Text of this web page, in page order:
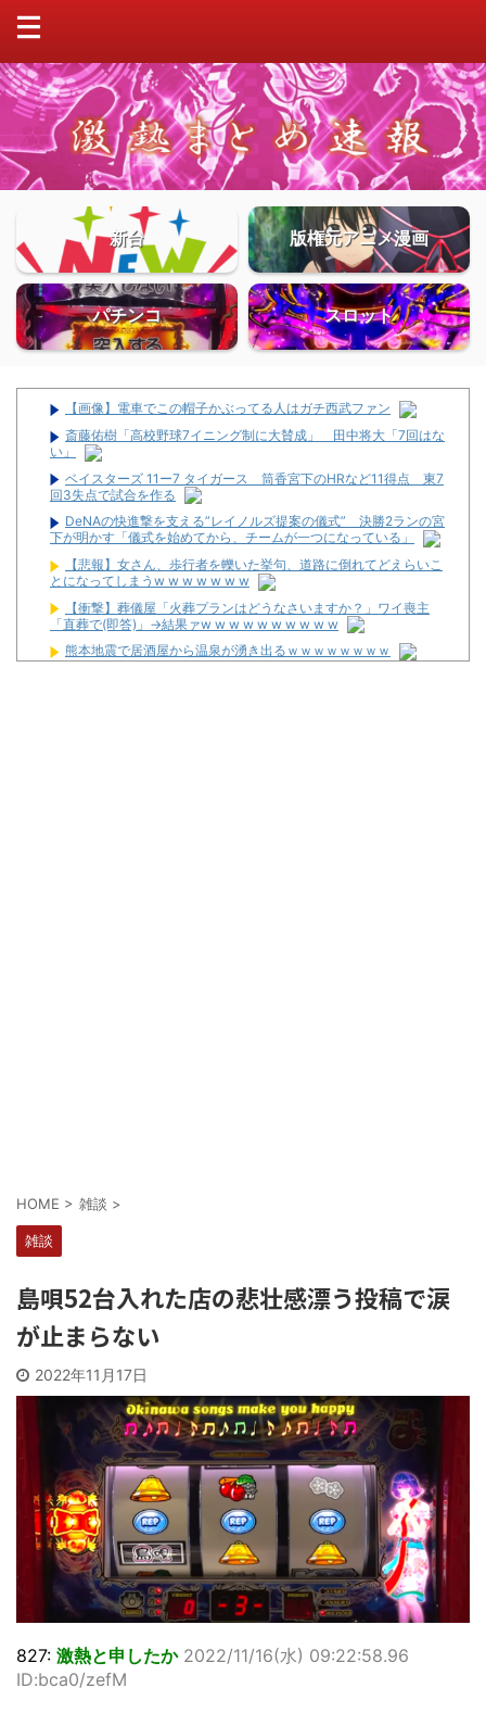
新台 版権元アニメ漫画
パチンコ スロット
【画像】電車でこの帽子かぶってる人はガチ西武ファン
斎藤佑樹「高校野球7イニング制に大賛成」 田中将大「7回はな
い」
ベイスターズ 11ー7 タイガース 筒香宮下のHRなど11得点 東7
回3失点で試合を作る
DeNAの快進撃を支える”レイノルズ提案の儀式” 決勝2ランの宮
下が明かす「儀式を始めてから、チームが一つになっている」
【悲報】女さん、歩行者を轢いた挙句、道路に倒れてどえらいこ
とになってしまうw w w w w w w
【衝撃】葬儀屋「火葬プランはどうなさいますか？」ワイ喪主
「直葬で(即答)」→結果ァw w w w w w w w w w
熊本地震で居酒屋から温泉が湧き出るｗｗｗｗｗｗｗｗ
HOME > 雑談 >
雑談
島唄52台入れた店の悲壮感漂う投稿で涙
が止まらない
2022年11月17日
827: 激熱と申したか 2022/11/16(水) 09:22:58.96
ID:bca0/zefM